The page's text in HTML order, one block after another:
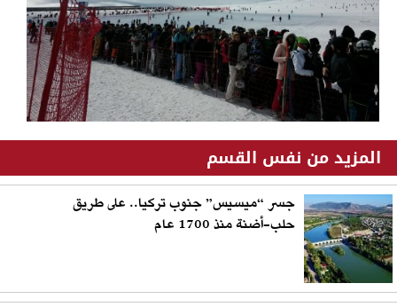
المزيد من نفس القسم
جسر “ميسيس” جنوب تركيا.. على طريق
حلب-أضنة منذ 1700 عام